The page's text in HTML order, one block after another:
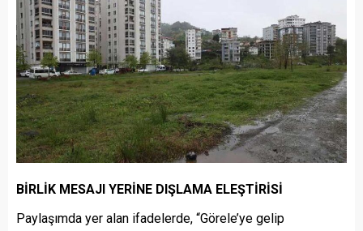
BİRLİK MESAJI YERİNE DIŞLAMA ELEŞTİRİSİ
Paylaşımda yer alan ifadelerde, “Görele’ye gelip